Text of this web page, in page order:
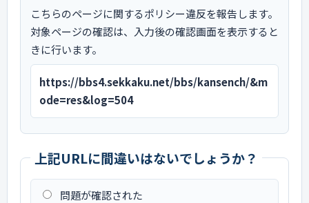
こちらのページに関するポリシー違反を報告します。
対象ページの確認は、入力後の確認画面を表示すると
きに行います。
https://bbs4.sekkaku.net/bbs/kansench/&m
ode=res&log=504
上記URLに間違いはないでしょうか？
問題が確認された